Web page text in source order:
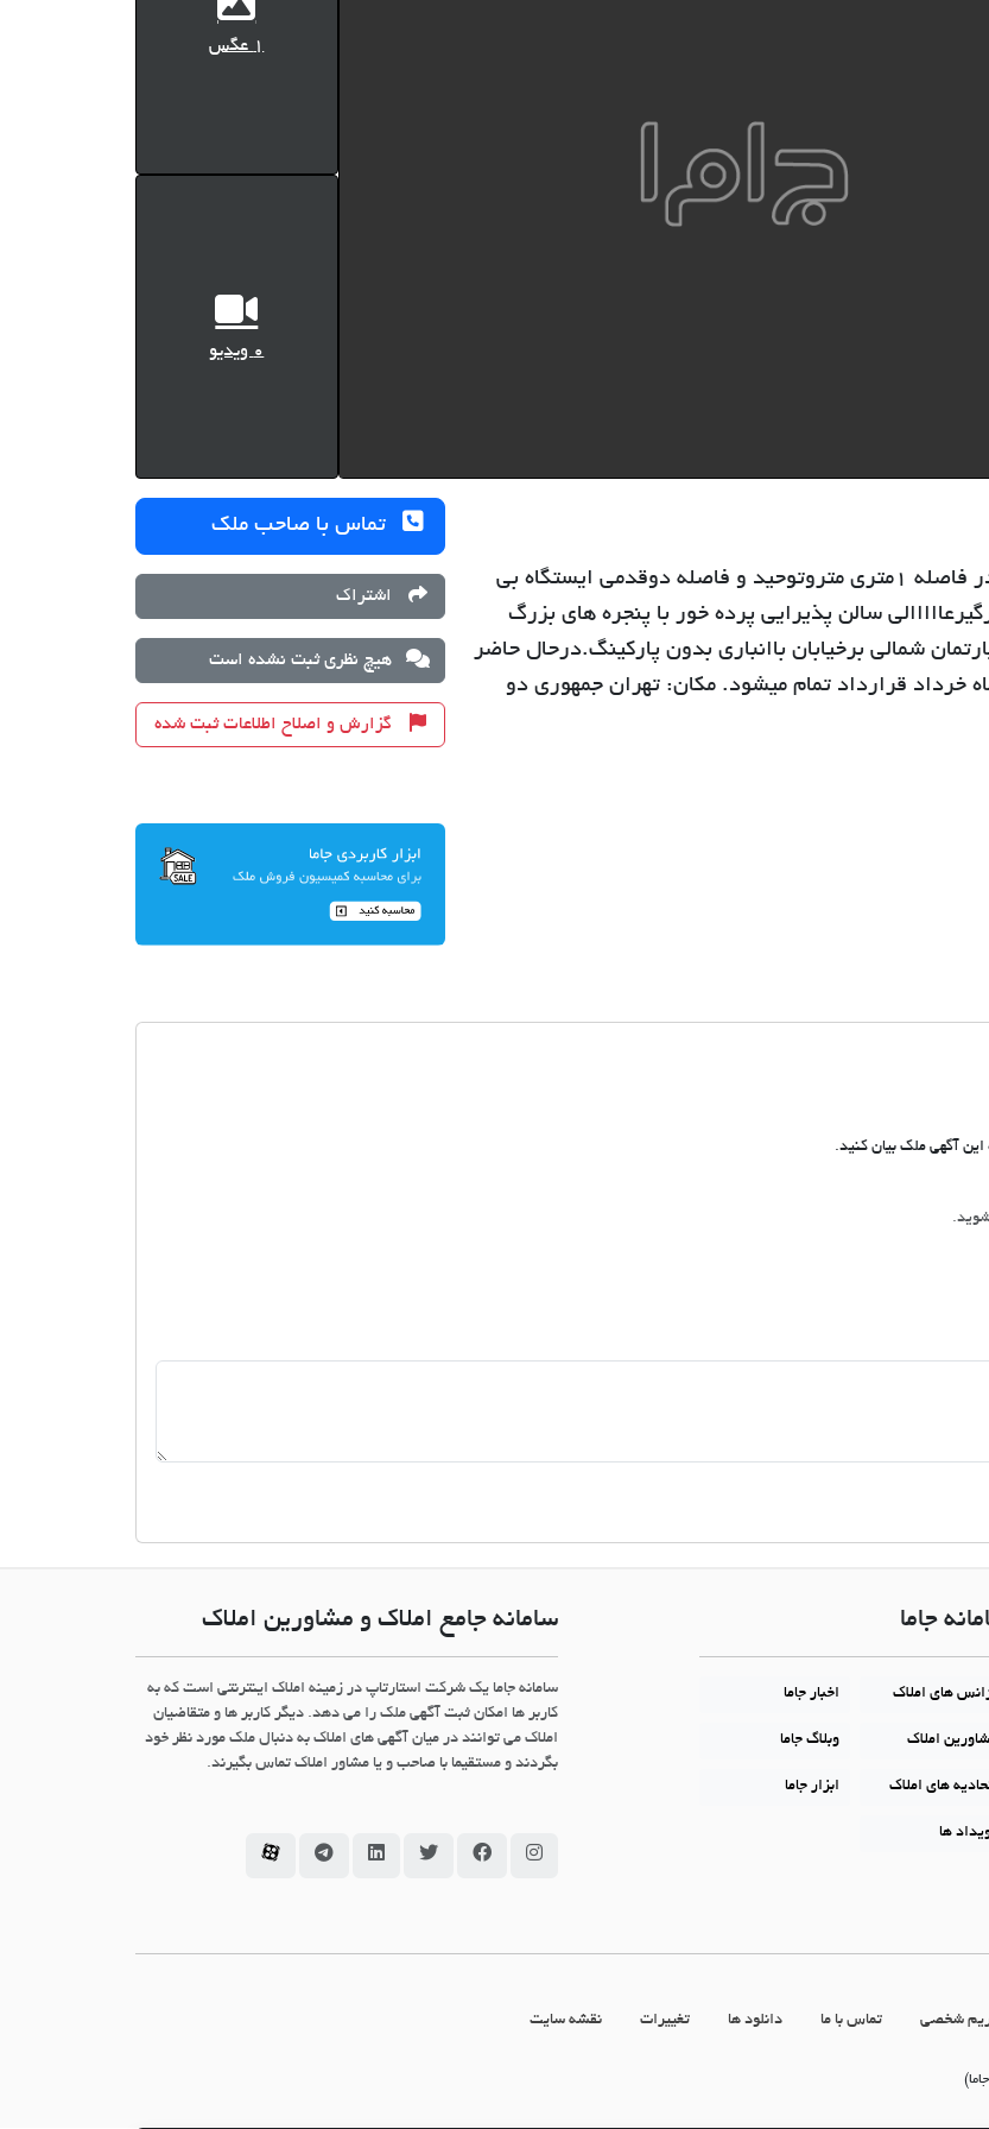
1 عگس
0 ویدیو
آپارتمان 4 ساله ط 2 تک واحدی واقع در خ کلهرغربی در فاصله 1متری متروتوحید و فاصله دوقدمی ایستگاه بی
سالن پذیرایی پرده خور با پنجره های بزرگ
شمالی برخیابان باانباری بدون پارکینگ.درحال حاضر
650 هزارتومان که درماه خرداد قرارداد تمام میشود. مکان: تهران جمهوری دو
تماس با صاحب ملک
اشتراک
هیچ نظری ثبت نشده است
گزارش و اصلاح اطلاعات ثبت شده
آگهی ملک بیان کنید.
جاما
های املاک اخبار جاما
املاک وبلاگ جاما
های املاک ابزار جاما
ها
سامانه جامع املاک و مشاورین املاک
سامانه جاما یک شرکت استارتاپ در زمینه املاک اینترنتی است که به
کاربر ها امکان ثبت آگهی ملک را می دهد. دیگر کاربر ها و متقاضیان
املاک می توانند در میان آگهی های املاک به دنبال ملک مورد نظر خود
بگردند و مستقیما با صاحب و یا مشاور املاک تماس بگیرند.
سامانه جاما در اینستاگرام
سامانه جاما در فیسبوک
سامانه جاما در توئیتر
سامانه جاما در لینکداین
سامانه جاما در تلگرام
سامانه جاما در آپارات
شخصی تماس با ما دانلود ها تغییرات نقشه سایت